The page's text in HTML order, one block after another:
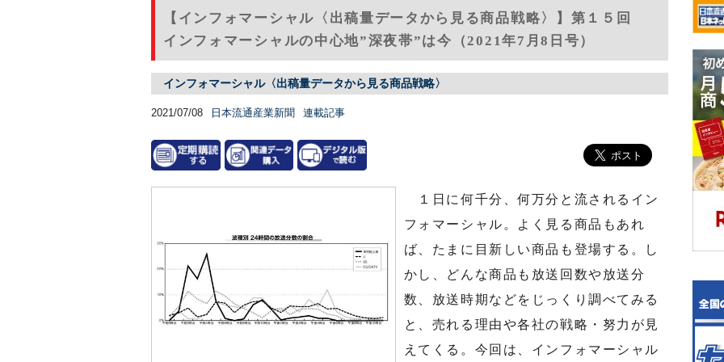
【インフォマーシャル〈出稿量データから見る商品戦略〉】第１５回
インフォマーシャルの中心地”深夜帯”は今（2021年7月8日号）
インフォマーシャル〈出稿量データから見る商品戦略〉
2021/07/08 日本流通産業新聞 連載記事
１日に何千分、何万分と流されるイン
フォマーシャル。よく見る商品もあれ
ば、たまに目新しい商品も登場する。し
かし、どんな商品も放送回数や放送分
数、放送時期などをじっくり調べてみる
と、売れる理由や各社の戦略・努力が見
えてくる。今回は、インフォマーシャル